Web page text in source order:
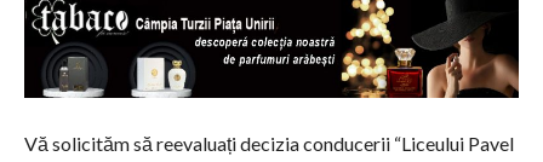
Vă solicităm să reevaluați decizia conducerii “Liceului Pavel